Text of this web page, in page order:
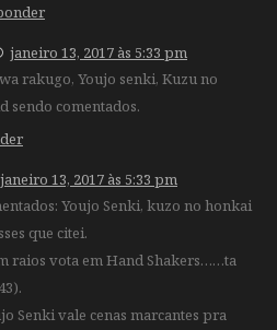
janeiro 13, 2017 às 5:33 pm
rakugo, Youjo senki, Kuzu no
sendo comentados.
janeiro 13, 2017 às 5:33 pm
Youjo Senki, kuzo no honkai
que citei.
raios vota em Hand Shakers……ta
Senki vale cenas marcantes pra